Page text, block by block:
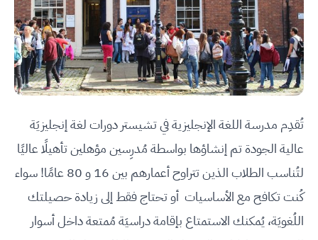
تُقدِم مدرسة اللغة الإنجليزية في تشيستر دورات لغة إنجليزيَة
عالية الجودة تم إنشاؤها بواسطة مُدرِسين مؤهلين تأهيلًا عاليًا
لتُناسب الطلاب الذين تتراوح أعمارهم بين 16 و 80 عامًا! سواء
كُنت تكافح مع الأساسيات أو تحتاج فقط إلى زيادة حصيلتك
اللُغويَة، يُمكنك الاستمتاع بإقامة دراسيَة مُمتعة داخل أسوار